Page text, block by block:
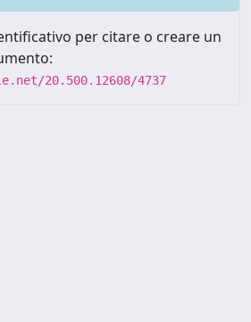
per citare o creare un
20.500.12608/4737